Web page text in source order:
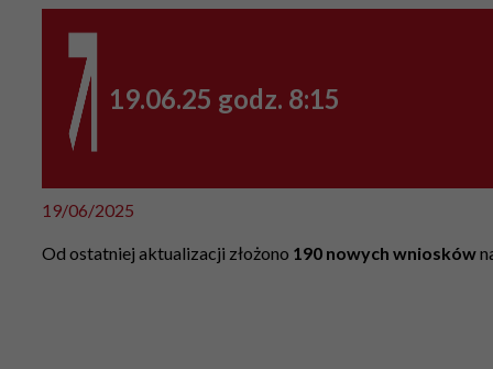
19.06.25 godz. 8:15
19/06/2025
Od ostatniej aktualizacji złożono 190 nowych wniosków